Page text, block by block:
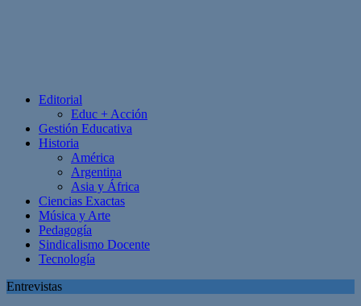
Editorial
Educ + Acción
Gestión Educativa
Historia
América
Argentina
Asia y África
Ciencias Exactas
Música y Arte
Pedagogía
Sindicalismo Docente
Tecnología
Entrevistas